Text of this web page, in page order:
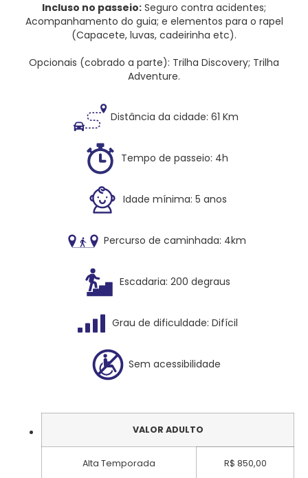
Incluso no passeio: Seguro contra acidentes;
Acompanhamento do guia; e elementos para o rapel
(Capacete, luvas, cadeirinha etc).
Opcionais (cobrado a parte): Trilha Discovery; Trilha
Adventure.
Distância da cidade: 61 Km
Tempo de passeio: 4h
Idade mínima: 5 anos
Percurso de caminhada: 4km
Escadaria: 200 degraus
Grau de dificuldade: Difícil
Sem acessibilidade
VALOR ADULTO
Alta Temporada R$ 850,00